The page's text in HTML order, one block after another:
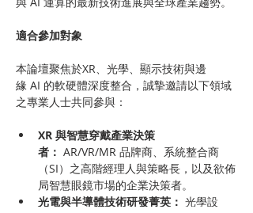
適合參加對象
本論壇聚焦於XR、光學、顯示技術與邊
緣 AI 的軟硬體深度整合，誠摯邀請以下領域
之專業人士共同參與：
XR 與智慧穿戴產業決策
者： AR/VR/MR 品牌商、系統整合商
（SI）之高階經理人與策略長，以及欲佈
局智慧眼鏡市場的企業決策者。
光電與半導體技術研發菁英： 光學設